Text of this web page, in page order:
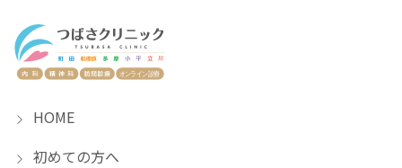
HOME
初めての方へ